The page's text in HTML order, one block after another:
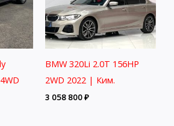
BMW 320Li 2.0T 156HP
2WD 2022 | Ким.
3 058 800₽